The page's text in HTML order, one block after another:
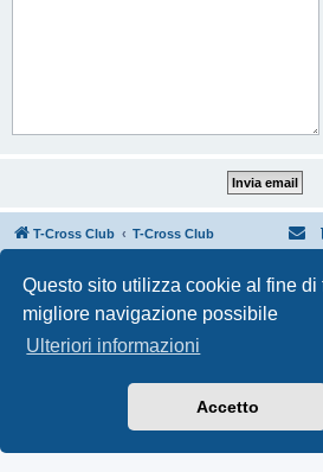
Questo sito utilizza cookie al fine di
migliore navigazione possibile
Ulteriori informazioni
Accetto
T-Cross Club T-Cross Club
Creato da
® Forum Software
Privacy|Condizioni